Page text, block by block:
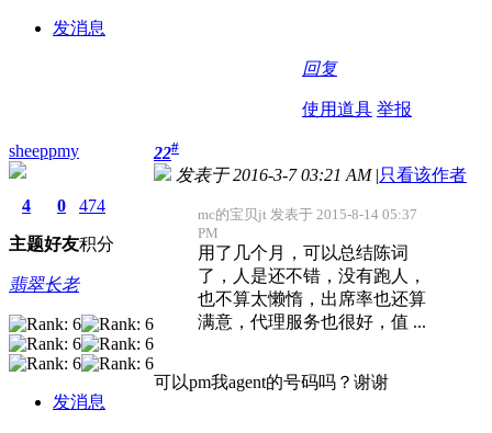
发消息
回复
使用道具 举报
sheeppmy
4
主题
0
好友
474
积分
翡翠长老
发消息
22#
发表于 2016-3-7 03:21 AM |只看该作者
mc的宝贝jt 发表于 2015-8-14 05:37
PM
用了几个月，可以总结陈词
了，人是还不错，没有跑人，
也不算太懒惰，出席率也还算
满意，代理服务也很好，值 ...
可以pm我agent的号码吗？谢谢